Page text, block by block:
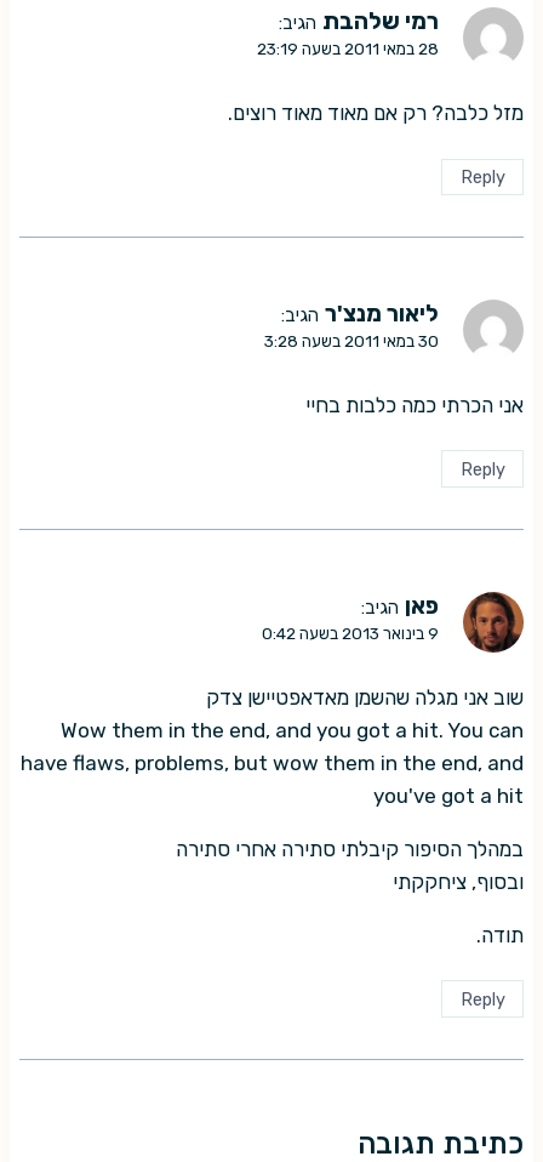
רמי שלהבת הגיב:
28 במאי 2011 בשעה 23:19
מזל כלבה? רק אם מאוד מאוד רוצים.
Reply
ליאור מנצ'ר הגיב:
30 במאי 2011 בשעה 3:28
אני הכרתי כמה כלבות בחיי
Reply
פאן הגיב:
9 בינואר 2013 בשעה 0:42
שוב אני מגלה שהשמן מאדאפטיישן צדק
Wow them in the end, and you got a hit. You can
have flaws, problems, but wow them in the end, and
you've got a hit
במהלך הסיפור קיבלתי סתירה אחרי סתירה
ובסוף, ציחקקתי
תודה.
Reply
כתיבת תגובה